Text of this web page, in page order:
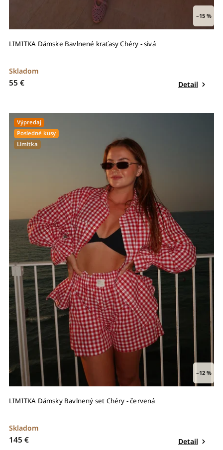
–15 %
LIMITKA Dámske Bavlnené kraťasy Chéry - sivá
Skladom
55 € Detail
Výpredaj
Posledné kusy
Limitka
–12 %
LIMITKA Dámsky Bavlnený set Chéry - červená
Skladom
145 € Detail